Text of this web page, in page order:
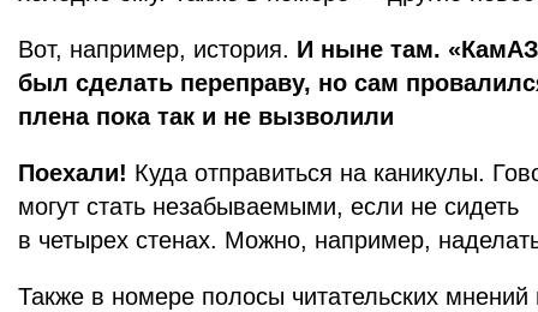
Вот, например, история. И ныне там.
был сделать переправу, но сам
плена пока так и не вызволили
Поехали! Куда отправиться на каникулы.
могут стать незабываемыми, если не сидеть
в четырех стенах. Можно, например,
Также в номере полосы читательских